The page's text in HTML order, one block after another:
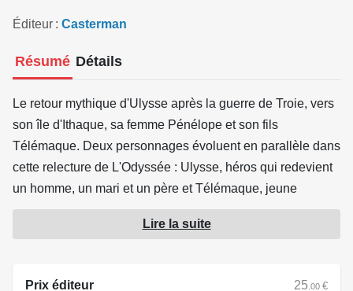
Éditeur Casterman
Résumé Détails
Le retour mythique d'Ulysse après la guerre de Troie, vers
son île d'Ithaque, sa femme Pénélope et son fils
Télémaque. Deux personnages évoluent en parallèle dans
cette relecture de L'Odyssée : Ulysse, héros qui redevient
un homme, un mari et un père et Télémaque, jeune
homme en passe de devenir un héros !
Lire la suite
Prix éditeur 25 .00 €